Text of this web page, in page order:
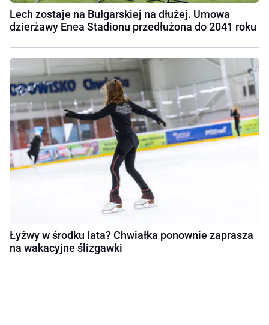
Lech zostaje na Bułgarskiej na dłużej. Umowa
dzierżawy Enea Stadionu przedłużona do 2041 roku
Łyżwy w środku lata? Chwiałka ponownie zaprasza
na wakacyjne ślizgawki